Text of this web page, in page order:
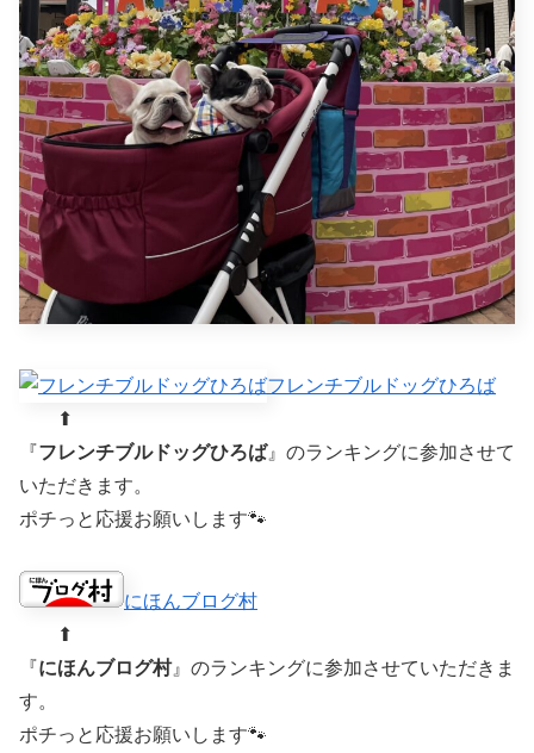
フレンチブルドッグひろば
⬆︎
『フレンチブルドッグひろば』のランキングに参加させて
いただきます。
ポチっと応援お願いします🐾
にほんブログ村
⬆︎
『にほんブログ村』のランキングに参加させていただきま
す。
ポチっと応援お願いします🐾